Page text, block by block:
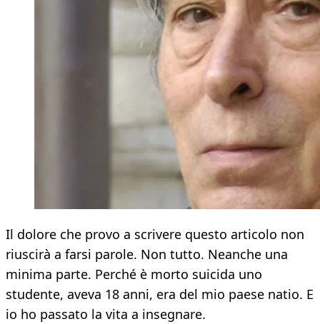
Il dolore che provo a scrivere questo articolo non
riuscirà a farsi parole. Non tutto. Neanche una
minima parte. Perché è morto suicida uno
studente, aveva 18 anni, era del mio paese natio. E
io ho passato la vita a insegnare.